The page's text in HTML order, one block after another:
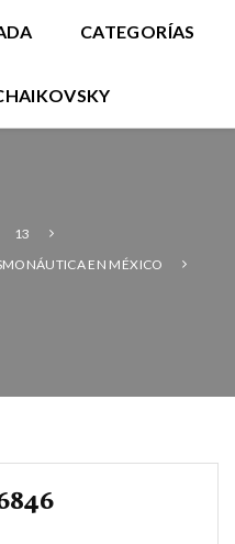
CATEGORÍAS
13
EN MÉXICO